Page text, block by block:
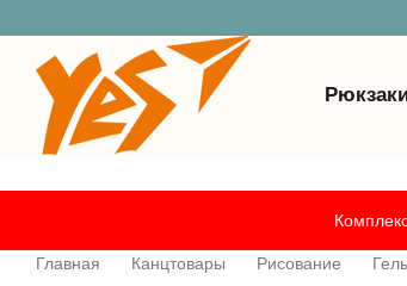
Главная Канцтовары Рисование